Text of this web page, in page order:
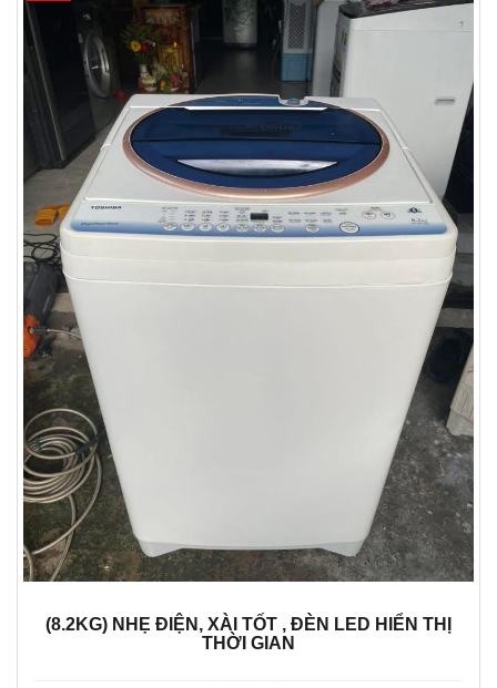
(8.2KG) NHẸ ĐIỆN, XÀI TỐT , ĐÈN LED HIỂN THỊ
THỜI GIAN